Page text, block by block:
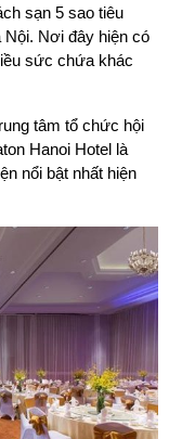
sạn 5 sao tiêu
Nội. Nơi đây hiện có
sức chứa khác
tâm tổ chức hội
Hanoi Hotel là
nổi bật nhất hiện